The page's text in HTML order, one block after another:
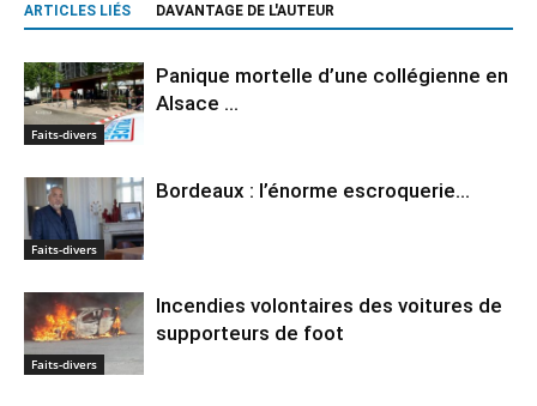
ARTICLES LIÉS DAVANTAGE DE L'AUTEUR
Faits-divers
Panique mortelle d’une collégienne en
Alsace …
Faits-divers
Bordeaux : l’énorme escroquerie…
Faits-divers
Incendies volontaires des voitures de
supporteurs de foot